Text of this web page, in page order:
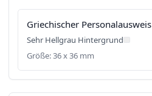
Griechischer Personalausweis
Sehr Hellgrau Hintergrund
Größe: 36 x 36 mm